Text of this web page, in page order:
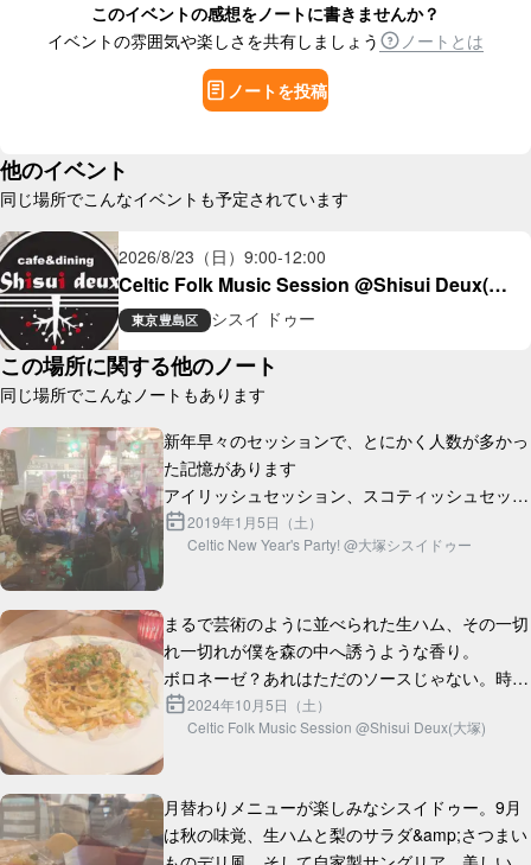
このイベントの感想をノートに書きませんか？
イベントの雰囲気や楽しさを共有しましょう
ノートとは
ノートを投稿
他のイベント
同じ場所でこんなイベントも予定されています
2026/8/23（日） 9:00-12:00
Celtic Folk Music Session @Shisui Deux(大
塚)東京豊島区 シスイ ドゥー
この場所に関する他のノート
同じ場所でこんなノートもあります
新年早々のセッションで、とにかく人数が多かっ
た記憶があります
アイリッシュセッション、スコティッシュセッシ
ョン、歌、ダンス、オープンマイク...大ボリュー
ムの新年会でした
2019年1月5日（土）
Celtic New Year's Party! @大塚シスイドゥー
まるで芸術のように並べられた生ハム、その一切
れ一切れが僕を森の中へ誘うような香り。
ボロネーゼ？あれはただのソースじゃない。時間
と情熱が織りなす、まさに「愛」の結晶。
チキングリルはどうだろう。外はパ...
2024年10月5日（土）
Celtic Folk Music Session @Shisui Deux(大塚)
月替わりメニューが楽しみなシスイドゥー。9月
は秋の味覚、生ハムと梨のサラダ&amp;さつまい